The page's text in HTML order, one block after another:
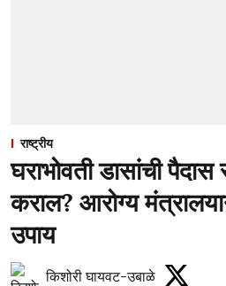
राष्ट्रीय
घराभोवती डासांची पैदास
कराल? आरोग्य
उपाय
किशोरी घायवट-उबाळे